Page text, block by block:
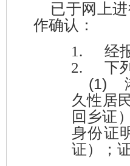
已于网上
作确认：
1.
经
2.
下
(1)
久性居
回乡证
身份证
证）；